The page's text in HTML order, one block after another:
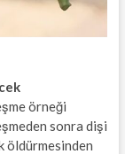
örneği
sonra dişi
öldürmesinden